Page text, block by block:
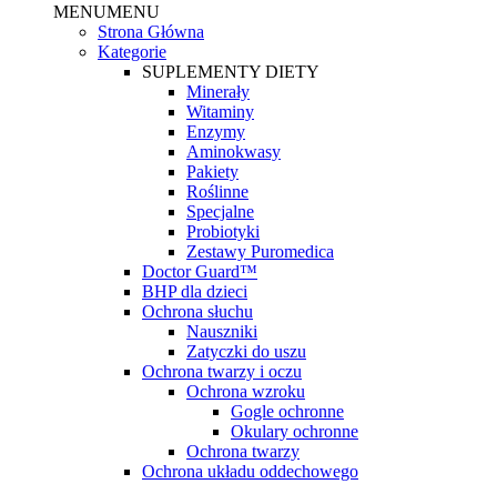
MENUMENU
Strona Główna
Kategorie
SUPLEMENTY DIETY
Minerały
Witaminy
Enzymy
Aminokwasy
Pakiety
Roślinne
Specjalne
Probiotyki
Zestawy Puromedica
Doctor Guard™
BHP dla dzieci
Ochrona słuchu
Nauszniki
Zatyczki do uszu
Ochrona twarzy i oczu
Ochrona wzroku
Gogle ochronne
Okulary ochronne
Ochrona twarzy
Ochrona układu oddechowego